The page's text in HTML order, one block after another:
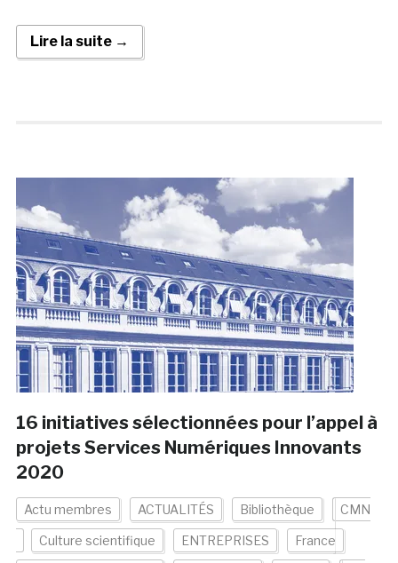
Lire la suite →
16 initiatives sélectionnées pour l’appel à
projets Services Numériques Innovants
2020
Actu membres ACTUALITÉS Bibliothèque CMN
Culture scientifique ENTREPRISES France